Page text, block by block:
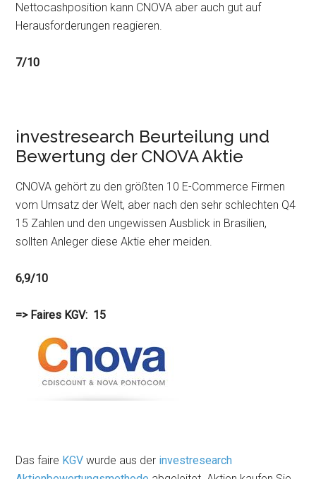
Nettocashposition kann CNOVA aber auch gut auf
Herausforderungen reagieren.
7/10
investresearch Beurteilung und
Bewertung der CNOVA Aktie
CNOVA gehört zu den größten 10 E-Commerce Firmen
vom Umsatz der Welt, aber nach den sehr schlechten Q4
15 Zahlen und den ungewissen Ausblick in Brasilien,
sollten Anleger diese Aktie eher meiden.
6,9/10
=> Faires KGV: 15
Das faire KGV wurde aus der investresearch